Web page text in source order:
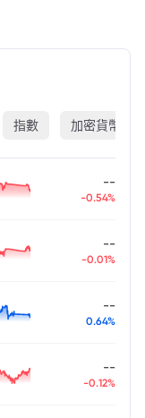
指數 加密貨幣
--
-0.54%
--
-0.01%
--
0.64%
--
-0.12%